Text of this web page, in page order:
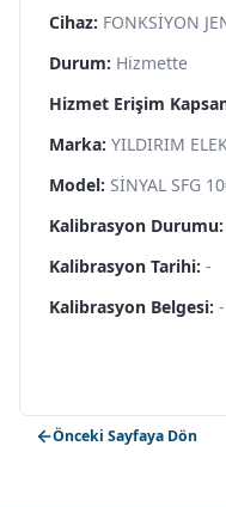
Cihaz: FONKSİYON
Durum: Hizmette
Hizmet Erişim
Marka: YILDIRIM
Model: SİNYAL SFG
Kalibrasyon Durumu:
Kalibrasyon Tarihi: -
Kalibrasyon Belgesi: -
Önceki Sayfaya Dön